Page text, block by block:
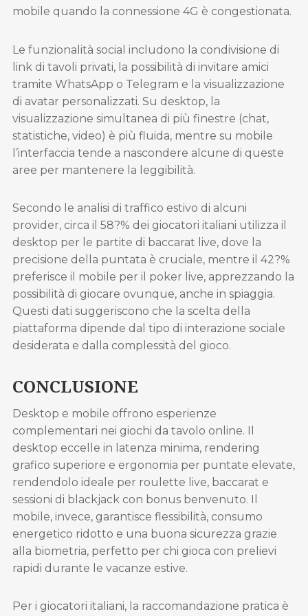
mobile quando la connessione 4G è congestionata.
Le funzionalità social includono la condivisione di
link di tavoli privati, la possibilità di invitare amici
tramite WhatsApp o Telegram e la visualizzazione
di avatar personalizzati. Su desktop, la
visualizzazione simultanea di più finestre (chat,
statistiche, video) è più fluida, mentre su mobile
l’interfaccia tende a nascondere alcune di queste
aree per mantenere la leggibilità.
Secondo le analisi di traffico estivo di alcuni
provider, circa il 58?% dei giocatori italiani utilizza il
desktop per le partite di baccarat live, dove la
precisione della puntata è cruciale, mentre il 42?%
preferisce il mobile per il poker live, apprezzando la
possibilità di giocare ovunque, anche in spiaggia.
Questi dati suggeriscono che la scelta della
piattaforma dipende dal tipo di interazione sociale
desiderata e dalla complessità del gioco.
CONCLUSIONE
Desktop e mobile offrono esperienze
complementari nei giochi da tavolo online. Il
desktop eccelle in latenza minima, rendering
grafico superiore e ergonomia per puntate elevate,
rendendolo ideale per roulette live, baccarat e
sessioni di blackjack con bonus benvenuto. Il
mobile, invece, garantisce flessibilità, consumo
energetico ridotto e una buona sicurezza grazie
alla biometria, perfetto per chi gioca con prelievi
rapidi durante le vacanze estive.
Per i giocatori italiani, la raccomandazione pratica è